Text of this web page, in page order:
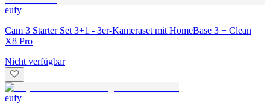
eufy
Cam 3 Starter Set 3+1 - 3er-Kameraset mit HomeBase 3 + Clean
X8 Pro
Nicht verfügbar
eufy